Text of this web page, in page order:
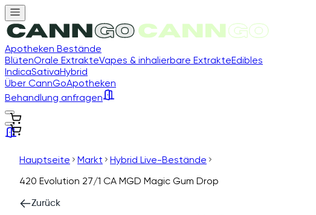
Apotheken Bestände
BlütenOrale ExtrakteVapes & inhalierbare ExtrakteEdibles
IndicaSativaHybrid
Über CannGoApotheken
Behandlung anfragen
Hauptseite Markt
Hybrid Live-Bestände
420 Evolution 27/1 CA MGD Magic Gum Drop
Zurück